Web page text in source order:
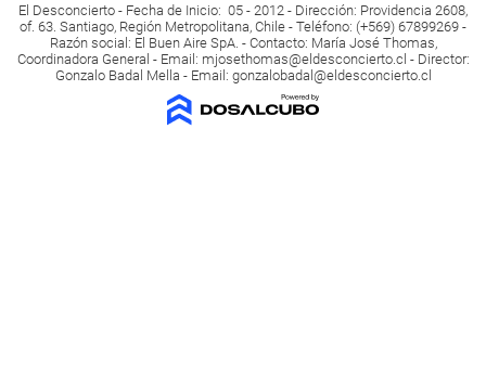
El Desconcierto - Fecha de Inicio: 05 - 2012 - Dirección: Providencia 2608,
of. 63. Santiago, Región Metropolitana, Chile - Teléfono: (+569) 67899269 -
Razón social: El Buen Aire SpA. - Contacto: María José Thomas,
Coordinadora General - Email: mjosethomas@eldesconcierto.cl - Director:
Gonzalo Badal Mella - Email: gonzalobadal@eldesconcierto.cl